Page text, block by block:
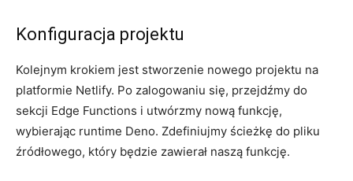
Konfiguracja projektu
Kolejnym krokiem jest stworzenie nowego projektu na
platformie Netlify.⁣ Po zalogowaniu się, przejdźmy do
sekcji⁣ Edge⁤ Functions ⁤i utwórzmy nową funkcję,⁢
wybierając runtime Deno. Zdefiniujmy ścieżkę do pliku
źródłowego, który będzie zawierał naszą funkcję.